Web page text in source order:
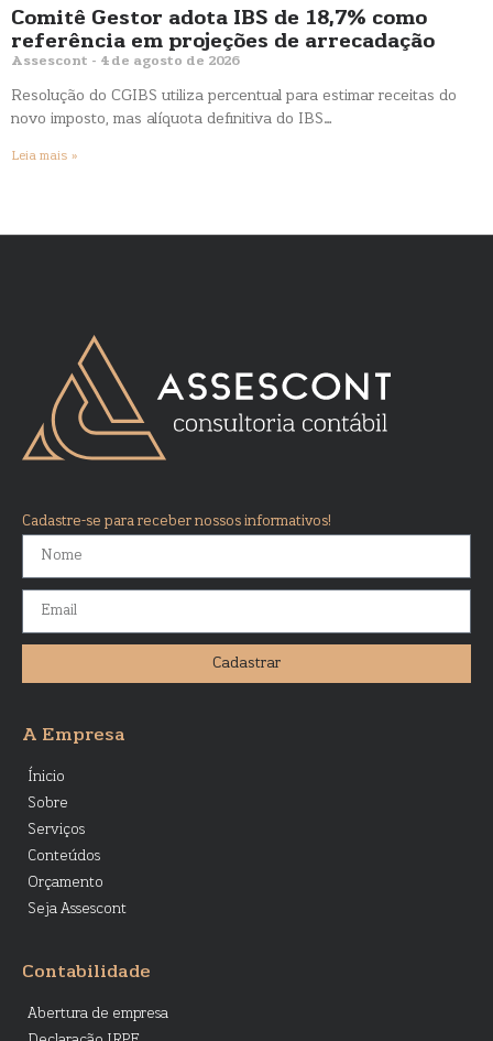
Comitê Gestor adota IBS de 18,7% como
referência em projeções de arrecadação
Assescont 4 de agosto de 2026
Resolução do CGIBS utiliza percentual para estimar receitas do
novo imposto, mas alíquota definitiva do IBS…
Leia mais »
Cadastre-se para receber nossos informativos!
Cadastrar
A Empresa
Ínicio
Sobre
Serviços
Conteúdos
Orçamento
Seja Assescont
Contabilidade
Abertura de empresa